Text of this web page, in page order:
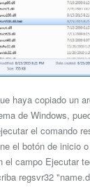
haya copiado un
de Windows,
el comando
el botón de inicio
el campo Ejecutar
regsvr32